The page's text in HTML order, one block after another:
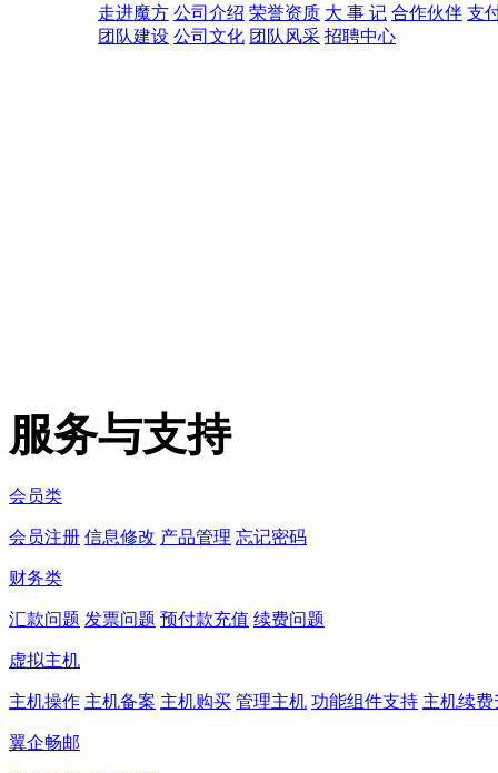
走进魔方 公司介绍 荣誉资质 大 事 记 合作伙伴 支
团队建设 公司文化 团队风采 招聘中心
服务与支持
会员类
会员注册 信息修改 产品管理 忘记密码
财务类
汇款问题 发票问题 预付款充值 续费问题
虚拟主机
主机操作 主机备案 主机购买 管理主机 功能组件支持 主机续费
翼企畅邮